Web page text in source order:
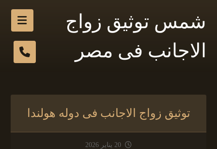
شمس توثيق زواج
الاجانب فى مصر
توثيق زواج الاجانب فى دوله هولندا
20 يناير 2026